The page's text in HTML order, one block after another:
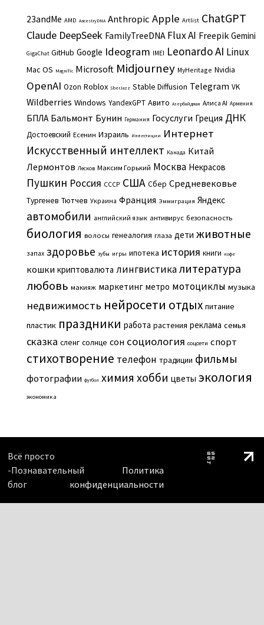
23andMe AMD AncestryDNA Anthropic Apple Artlist ChatGPT
Claude DeepSeek FamilyTreeDNA Flux AI Freepik Gemini
GigaChat GitHub Google Ideogram IMEI Leonardo AI Linux
Mac OS Magnific Microsoft Midjourney MyHeritage Nvidia
OpenAI Ozon Roblox SberJazz Stable Diffusion Telegram VK
Wildberries Windows YandexGPT Авито Азербайджан Алиса AI Армения
БПЛА Бальмонт Бунин Германия Госуслуги Греция ДНК
Достоевский Есенин Израиль Инвестиции Интернет
Искусственный интеллект Канада Китай
Лермонтов Лесков Максим Горький Москва Некрасов
Пушкин Россия СССР США Сбер Средневековье
Тургенев Тютчев Украина Франция Эммиграция Яндекс
автомобили английский язык антивирус безопасность
биология волосы генеалогия глаза дети животные
запах здоровье зубы игры ипотека история книги кофе
кошки криптовалюта лингвистикалитература
любовь макияж маркетинг метро мотоциклы музыка
недвижимость нейросети отдых питание
пластик праздники работа растения реклама семья
сказка сленг солнце сон социология соцсети спорт
стихотворение телефон традиции фильмы
фотографии футбол химия хобби цветы экология
экономика
Всё просто
-Познавательный
блог
Политика
конфиденциальности